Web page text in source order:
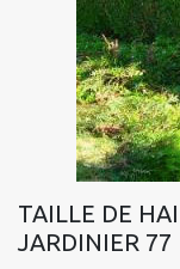
TAILLE DE
JARDINIER 77